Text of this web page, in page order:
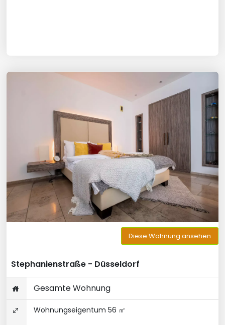
Diese Wohnung ansehen
Stephanienstraße - Düsseldorf
Gesamte Wohnung
Wohnungseigentum 56 ㎡